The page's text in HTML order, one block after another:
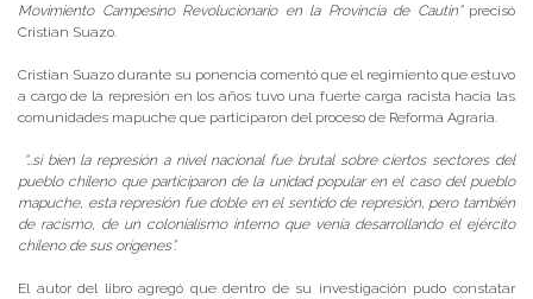
Movimiento Campesino Revolucionario en la Provincia de Cautin” precisó
Cristian Suazo.
Cristian Suazo durante su ponencia comentó que el regimiento que estuvo
a cargo de la represión en los años tuvo una fuerte carga racista hacia las
comunidades mapuche que participaron del proceso de Reforma Agraria.
“…si bien la represión a nivel nacional fue brutal sobre ciertos sectores del
pueblo chileno que participaron de la unidad popular en el caso del pueblo
mapuche, esta represión fue doble en el sentido de represión, pero también
de racismo, de un colonialismo interno que venía desarrollando el ejército
chileno de sus orígenes”.
El autor del libro agregó que dentro de su investigación pudo constatar